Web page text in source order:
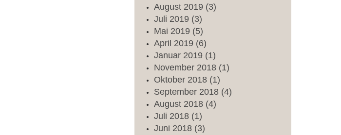
August 2019 (3)
Juli 2019 (3)
Mai 2019 (5)
April 2019 (6)
Januar 2019 (1)
November 2018 (1)
Oktober 2018 (1)
September 2018 (4)
August 2018 (4)
Juli 2018 (1)
Juni 2018 (3)